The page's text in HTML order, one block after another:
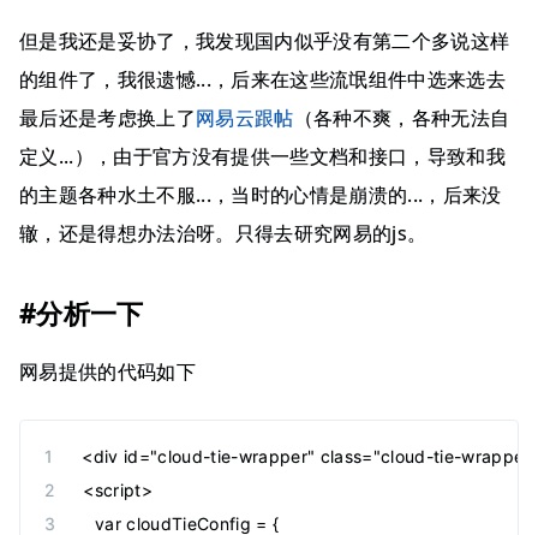
但是我还是妥协了，我发现国内似乎没有第二个多说这样
的组件了，我很遗憾...，后来在这些流氓组件中选来选去
最后还是考虑换上了网易云跟帖 （各种不爽，各种无法自
定义...），由于官方没有提供一些文档和接口，导致和我
的主题各种水土不服...，当时的心情是崩溃的...，后来没
辙，还是得想办法治呀。只得去研究网易的js。
#分析一下
网易提供的代码如下
<div id="cloud-tie-wrapper" class="cloud-tie-
<script>
  var cloudTieConfig = {